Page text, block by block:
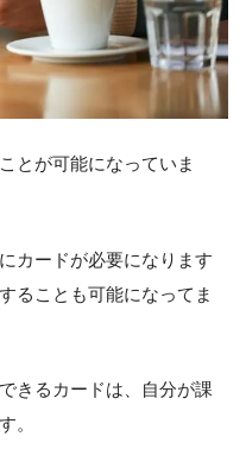
とが可能になっていま
カードが必要になります
ることも可能になってま
きるカードは、自分が課
。